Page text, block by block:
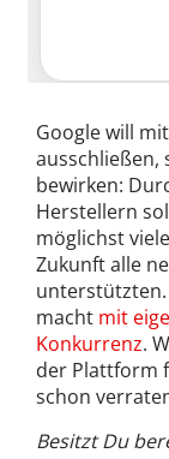
Google will
ausschließen,
bewirken:
Herstellern
möglichst
Zukunft alle
unterstützten.
macht mit
Konkurrenz.
der Plattform
schon
Besitzt Du